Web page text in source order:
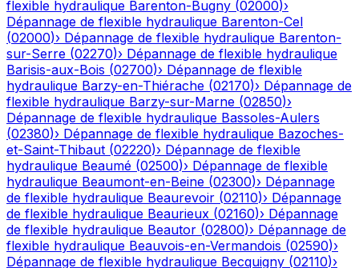
flexible hydraulique Barenton-Bugny (02000)›
Dépannage de flexible hydraulique Barenton-Cel
(02000)› Dépannage de flexible hydraulique Barenton-
sur-Serre (02270)› Dépannage de flexible hydraulique
Barisis-aux-Bois (02700)› Dépannage de flexible
hydraulique Barzy-en-Thiérache (02170)› Dépannage de
flexible hydraulique Barzy-sur-Marne (02850)›
Dépannage de flexible hydraulique Bassoles-Aulers
(02380)› Dépannage de flexible hydraulique Bazoches-
et-Saint-Thibaut (02220)› Dépannage de flexible
hydraulique Beaumé (02500)› Dépannage de flexible
hydraulique Beaumont-en-Beine (02300)› Dépannage
de flexible hydraulique Beaurevoir (02110)› Dépannage
de flexible hydraulique Beaurieux (02160)› Dépannage
de flexible hydraulique Beautor (02800)› Dépannage de
flexible hydraulique Beauvois-en-Vermandois (02590)›
Dépannage de flexible hydraulique Becquigny (02110)›